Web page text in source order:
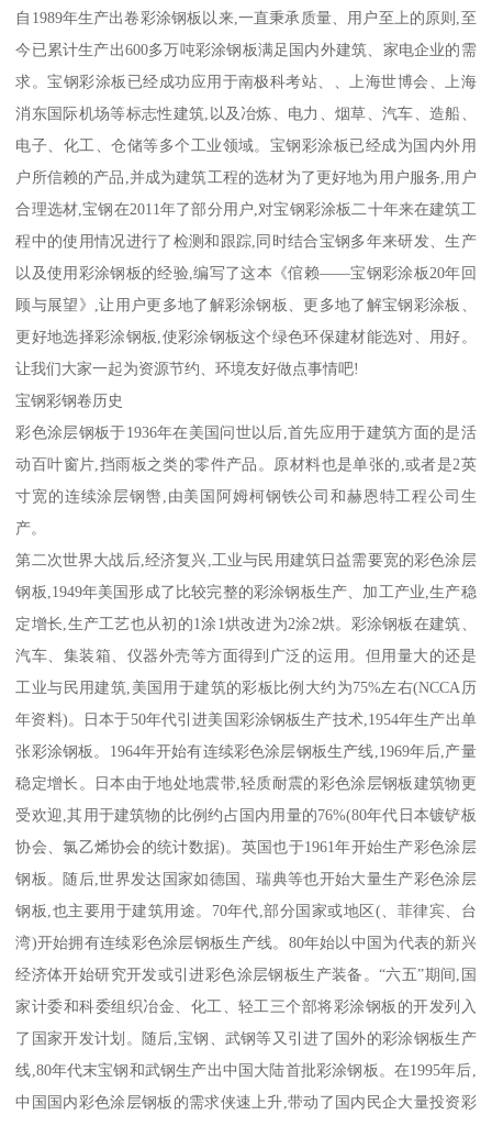
自1989年生产出卷彩涂钢板以来,一直秉承质量、用户至上的原则,至
今已累计生产出600多万吨彩涂钢板满足国内外建筑、家电企业的需
求。宝钢彩涂板已经成功应用于南极科考站、、上海世博会、上海
消东国际机场等标志性建筑,以及冶炼、电力、烟草、汽车、造船、
电子、化工、仓储等多个工业领域。宝钢彩涂板已经成为国内外用
户所信赖的产品,并成为建筑工程的选材为了更好地为用户服务,用户
合理选材,宝钢在2011年了部分用户,对宝钢彩涂板二十年来在建筑工
程中的使用情况进行了检测和跟踪,同时结合宝钢多年来研发、生产
以及使用彩涂钢板的经验,编写了这本《倌赖——宝钢彩涂板20年回
顾与展望》,让用户更多地了解彩涂钢板、更多地了解宝钢彩涂板、
更好地选择彩涂钢板,使彩涂钢板这个绿色环保建材能选对、用好。
让我们大家一起为资源节约、环境友好做点事情吧!
宝钢彩钢卷历史
彩色涂层钢板于1936年在美国问世以后,首先应用于建筑方面的是活
动百叶窗片,挡雨板之类的零件产品。原材料也是单张的,或者是2英
寸宽的连续涂层钢辔,由美国阿姆柯钢铁公司和赫恩特工程公司生
产。
第二次世界大战后,经济复兴,工业与民用建筑日益需要宽的彩色涂层
钢板,1949年美国形成了比较完整的彩涂钢板生产、加工产业,生产稳
定增长,生产工艺也从初的1涂1烘改进为2涂2烘。彩涂钢板在建筑、
汽车、集装箱、仪器外壳等方面得到广泛的运用。但用量大的还是
工业与民用建筑,美国用于建筑的彩板比例大约为75%左右(NCCA历
年资料)。日本于50年代引进美国彩涂钢板生产技术,1954年生产出单
张彩涂钢板。1964年开始有连续彩色涂层钢板生产线,1969年后,产量
稳定增长。日本由于地处地震带,轻质耐震的彩色涂层钢板建筑物更
受欢迎,其用于建筑物的比例约占国内用量的76%(80年代日本镀铲板
协会、氯乙烯协会的统计数据)。英国也于1961年开始生产彩色涂层
钢板。随后,世界发达国家如德国、瑞典等也开始大量生产彩色涂层
钢板,也主要用于建筑用途。70年代,部分国家或地区(、菲律宾、台
湾)开始拥有连续彩色涂层钢板生产线。80年始以中国为代表的新兴
经济体开始研究开发或引进彩色涂层钢板生产装备。“六五”期间,国
家计委和科委组织冶金、化工、轻工三个部将彩涂钢板的开发列入
了国家开发计划。随后,宝钢、武钢等又引进了国外的彩涂钢板生产
线,80年代末宝钢和武钢生产出中国大陆首批彩涂钢板。在1995年后,
中国国内彩色涂层钢板的需求侠速上升,带动了国内民企大量投资彩